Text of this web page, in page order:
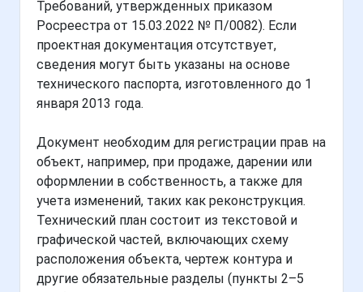
Требований, утвержденных приказом
Росреестра от 15.03.2022 № П/0082). Если
проектная документация отсутствует,
сведения могут быть указаны на основе
технического паспорта, изготовленного до 1
января 2013 года.
Документ необходим для регистрации прав на
объект, например, при продаже, дарении или
оформлении в собственность, а также для
учета изменений, таких как реконструкция.
Технический план состоит из текстовой и
графической частей, включающих схему
расположения объекта, чертеж контура и
другие обязательные разделы (пункты 2–5